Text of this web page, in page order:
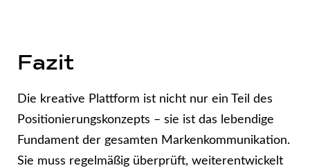
Fazit
Die kreative Plattform ist nicht nur ein Teil des
Positionierungskonzepts – sie ist das lebendige
Fundament der gesamten Markenkommunikation.
Sie muss regelmäßig überprüft, weiterentwickelt